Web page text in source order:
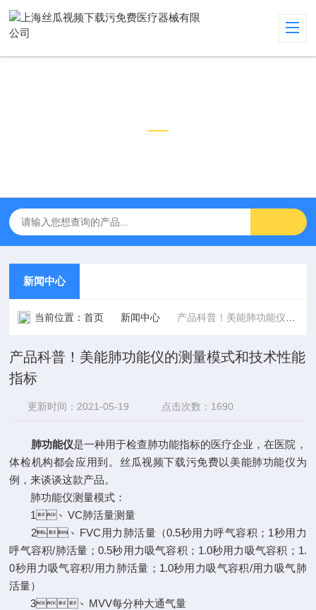
新闻中心
当前位置：首页 新闻中心 产品科普！美能肺功能仪的测量模式和技术性能指标
产品科普！美能肺功能仪的测量模式和技术性能
指标
更新时间：2021-05-19 点击次数：1690
肺功能仪是一种用于检查肺功能指标的医疗企业，在医院，
体检机构都会应用到。丝瓜视频下载污免费以美能肺功能仪为
例，来谈谈这款产品。
肺功能仪测量模式：
1、VC肺活量测量
2、FVC用力肺活量（0.5秒用力呼气容积；1秒用力
呼气容积/肺活量；0.5秒用力吸气容积；1.0秒用力吸气容积；1.
0秒用力吸气容积/用力肺活量；1.0秒用力吸气容积/用力吸气肺
活量）
3、MVV每分种大通气量